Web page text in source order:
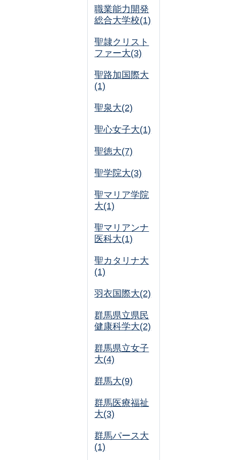
職業能力開発
総合大学校(1)
聖隷クリスト
ファー大(3)
聖路加国際大
(1)
聖泉大(2)
聖心女子大(1)
聖徳大(7)
聖学院大(3)
聖マリア学院
大(1)
聖マリアンナ
医科大(1)
聖カタリナ大
(1)
羽衣国際大(2)
群馬県立県民
健康科学大(2)
群馬県立女子
大(4)
群馬大(9)
群馬医療福祉
大(3)
群馬パース大
(1)